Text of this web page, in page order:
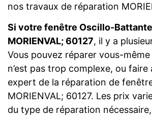
nos travaux de réparation
Si votre fenêtre Oscillo-
MORIENVAL; 60127, il y a
Vous pouvez réparer vous-
n’est pas trop complexe, ou faire
expert de la réparation de
MORIENVAL; 60127. Les prix
du type de réparation